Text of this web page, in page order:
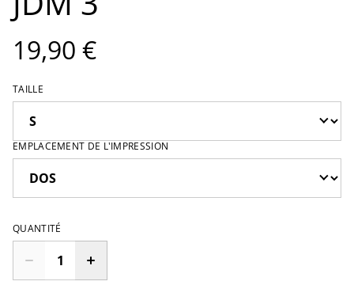
19,90 €
TAILLE
EMPLACEMENT DE L'IMPRESSION
QUANTITÉ